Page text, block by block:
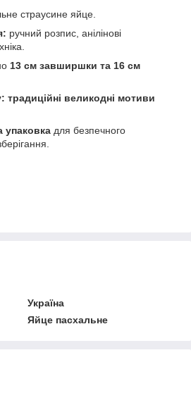
страусине яйце.
ручний розпис, анілінові
13 см завширшки та 16 см
традиційні великодні мотиви
упаковка для безпечного
Україна
Яйце пасхальне